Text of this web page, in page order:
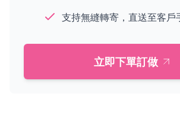
支持無縫轉寄，直送至客戶
立即下單訂做